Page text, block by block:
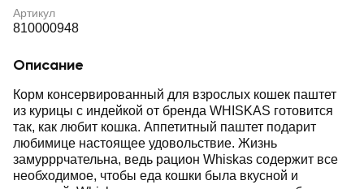
Артикул
810000948
Описание
Корм консервированный для взрослых кошек паштет
из курицы с индейкой от бренда WHISKAS готовится
так, как любит кошка. Аппетитный паштет подарит
любимице настоящее удовольствие. Жизнь
замурррчательна, ведь рацион Whiskas содержит все
необходимое, чтобы еда кошки была вкусной и